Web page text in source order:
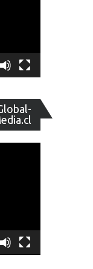
de
vídeo